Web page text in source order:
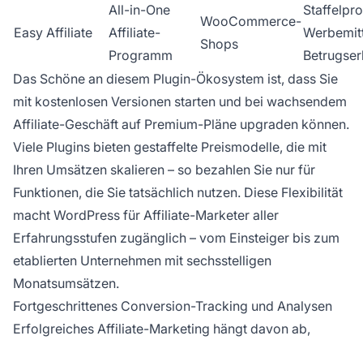
Easy Affiliate
All-in-One
Affiliate-
Programm
WooCommerce-
Shops
Das Schöne an diesem Plugin-Ökosystem ist, dass Sie
mit kostenlosen Versionen starten und bei wachsendem
Affiliate-Geschäft auf Premium-Pläne upgraden können.
Viele Plugins bieten gestaffelte Preismodelle, die mit
Ihren Umsätzen skalieren – so bezahlen Sie nur für
Funktionen, die Sie tatsächlich nutzen. Diese Flexibilität
macht WordPress für Affiliate-Marketer aller
Erfahrungsstufen zugänglich – vom Einsteiger bis zum
etablierten Unternehmen mit sechsstelligen
Monatsumsätzen.
Fortgeschrittenes Conversion-Tracking und Analysen
Erfolgreiches Affiliate-Marketing hängt davon ab,